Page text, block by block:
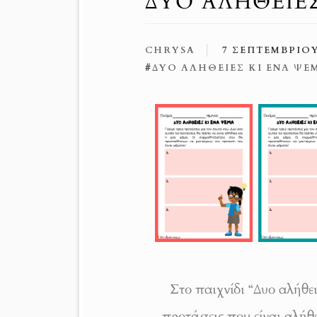
CHRYSA 7 ΣΕΠΤΕΜΒΡΊΟΥ
#ΔΥΟ ΑΛΉΘΕΙΕΣ ΚΙ ΈΝΑ
Στο παιχνίδι “Δυο